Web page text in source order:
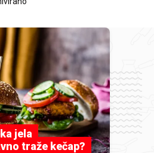
jela
traže kečap?